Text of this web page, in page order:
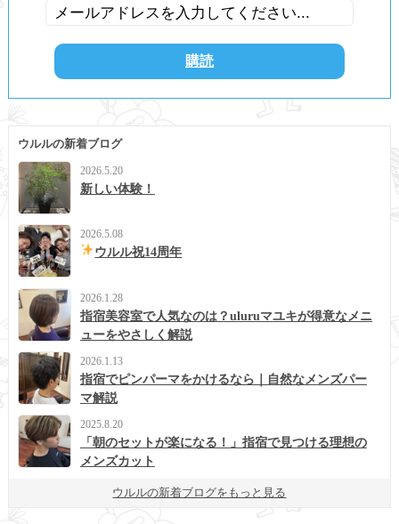
ウルルの新着ブログ
2026.5.20
新しい体験！
2026.5.08
ウルル祝14周年
2026.1.28
指宿美容室で人気なのは？uluruマユキが得意なメニ
ューをやさしく解説
2026.1.13
指宿でピンパーマをかけるなら｜自然なメンズパー
マ解説
2025.8.20
「朝のセットが楽になる！」指宿で見つける理想の
メンズカット
ウルルの新着ブログをもっと見る